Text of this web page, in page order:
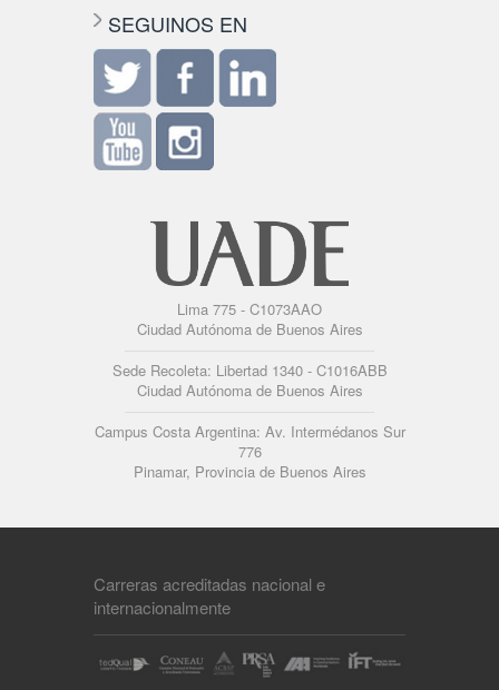
SEGUINOS EN
Lima 775 - C1073AAO
Ciudad Autónoma de Buenos Aires
Sede Recoleta: Libertad 1340 - C1016ABB
Ciudad Autónoma de Buenos Aires
Campus Costa Argentina: Av. Intermédanos Sur
776
Pinamar, Provincia de Buenos Aires
Carreras acreditadas nacional e
internacionalmente